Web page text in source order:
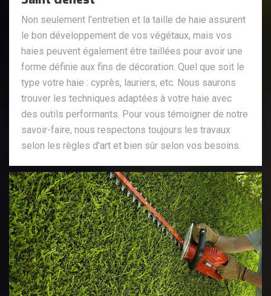
Non seulement l'entretien et la taille de haie assurent
le bon développement de vos végétaux, mais vos
haies peuvent également être taillées pour avoir une
forme définie aux fins de décoration. Quel que soit le
type votre haie : cyprès, lauriers, etc. Nous saurons
trouver les techniques adaptées à votre haie avec
des outils performants. Pour vous témoigner de notre
savoir-faire, nous respectons toujours les travaux
selon les règles d'art et bien sûr selon vos besoins.